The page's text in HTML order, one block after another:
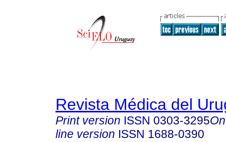
Revista Médica del
Print version ISSN 0303-3295
line version ISSN 1688-0390